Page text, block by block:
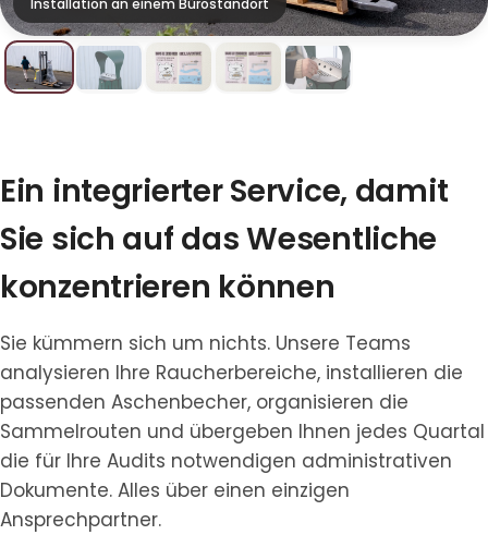
Installation an einem Bürostandort
Ein integrierter Service, damit
Sie sich auf das Wesentliche
konzentrieren können
Sie kümmern sich um nichts. Unsere Teams
analysieren Ihre Raucherbereiche, installieren die
passenden Aschenbecher, organisieren die
Sammelrouten und übergeben Ihnen jedes Quartal
die für Ihre Audits notwendigen administrativen
Dokumente. Alles über einen einzigen
Ansprechpartner.